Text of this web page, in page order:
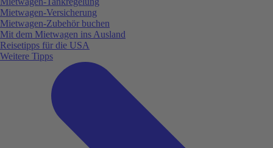
Mietwagen-Versicherung
Mietwagen-Zubehör buchen
Mit dem Mietwagen ins Ausland
Reisetipps für die USA
Weitere Tipps